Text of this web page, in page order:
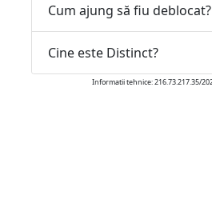
Cum ajung să fiu deblocat?
Cine este Distinct?
Informatii tehnice: 216.73.217.35/